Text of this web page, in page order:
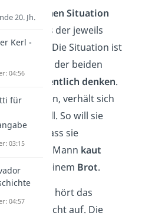
Situation
beide, dass der jeweils
aussieht. Die Situation ist
da keiner der beiden
sie
eigentlich denken.
Bett gehen, verhält sich
still. So will sie
zeigen, dass sie
sei. Der Mann kaut
an seinem Brot.
Tag hört das
Lügen
nicht auf. Die
20. Jh.
Kerl -
04:56
für
03:15
04:57